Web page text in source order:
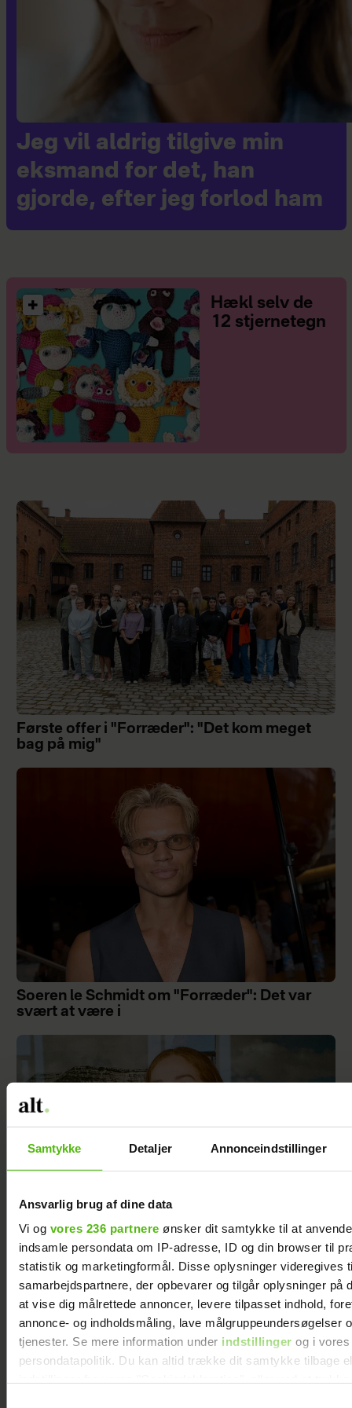
Samtykke Detaljer Annonceindstillinger
Ansvarlig brug af dine data
Vi og vores 236 partnere ønsker dit samtykke til at
indsamle persondata om IP-adresse, ID og din browser til
statistik og marketingformål. Disse oplysninger videregives
samarbejdspartnere, der opbevarer og tilgår oplysninger på
at vise dig målrettede annoncer, levere tilpasset indhold,
annonce- og indholdsmåling, lave målgruppeundersøgelser
tjenester. Se mere information under indstillinger og i vores
persondatapolitik. Du kan altid trække dit samtykke tilbage
Jeg vil aldrig tilgive min
eksmand for det, han
gjorde, efter jeg forlod ham
Hækl selv de
12 stjernetegn
Første offer i "Forræder": "Det kom meget
bag på mig"
Soeren le Schmidt om "Forræder": Det var
svært at være i
Da Samira Nawa mødte sin mand, havde hun
’6.000 pisseirriterende spørgsmål’ – alligevel
endte de på en date